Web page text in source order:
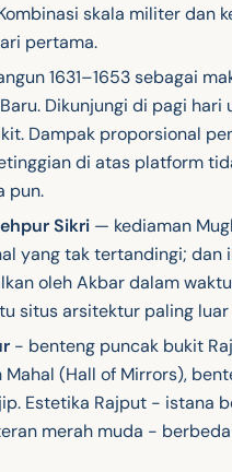
skala militer dan
pertama.
1631–1653 sebagai
Dikunjungi di pagi
Dampak proporsional
di atas platform
pun.
Sikri — kediaman
yang tak tertandingi; dan
oleh Akbar dalam
situs arsitektur paling
- benteng puncak bukit
Mahal (Hall of Mirrors),
Estetika Rajput - istana
merah muda -